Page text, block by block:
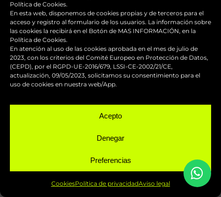
Política de Cookies.
En esta web, disponemos de cookies propias y de terceros para el
acceso y registro al formulario de los usuarios. La información sobre
las cookies la recibirá en el Botón de MAS INFORMACIÓN, en la
Política de Cookies.
En atención al uso de las cookies aprobada en el mes de julio de
2023, con los criterios del Comité Europeo en Protección de Datos,
(CEPD), por el RGPD-UE-2016/679, LSSI-CE-2002/21/CE,
actualización, 09/05/2023, solicitamos su consentimiento para el
uso de cookies en nuestra web/App.
Acepto
Denegar
Preferencias
CookiesPolítica de privacidadAviso legal
Pintura de motos de competición
Pintura de motos de
competición
VER PINTURA DE MOTOS DE
COMPETICIÓN